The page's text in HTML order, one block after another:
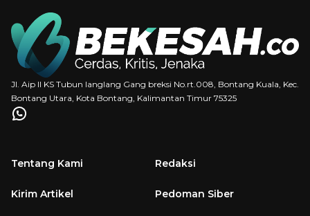
Jl. Aip II KS Tubun langlang Gang breksi No.rt.008, Bontang Kuala, Kec.
Bontang Utara, Kota Bontang, Kalimantan Timur 75325
Tentang Kami Redaksi
Kirim Artikel Pedoman Siber